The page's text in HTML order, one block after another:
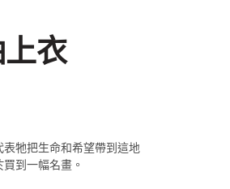
衣
牠把生命和希望帶到這地
到一幅名畫。